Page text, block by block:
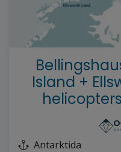
Island +
Antarktida